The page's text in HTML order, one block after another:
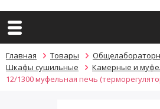
Главная Товары
Шкафы сушильные
Камерные и
12/1300 муфельная печь